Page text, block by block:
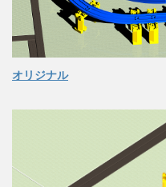
オリジナル